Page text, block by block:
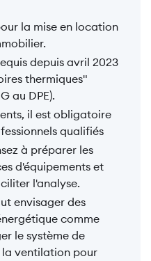
la mise en location
depuis avril 2023
thermiques"
au DPE).
il est obligatoire
qualifiés
à préparer les
d'équipements et
l'analyse.
envisager des
comme
le système de
ventilation pour